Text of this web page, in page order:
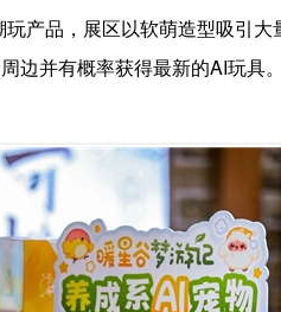
玩产品，展区以软萌造型吸引
边并有概率获得最新的AI玩具